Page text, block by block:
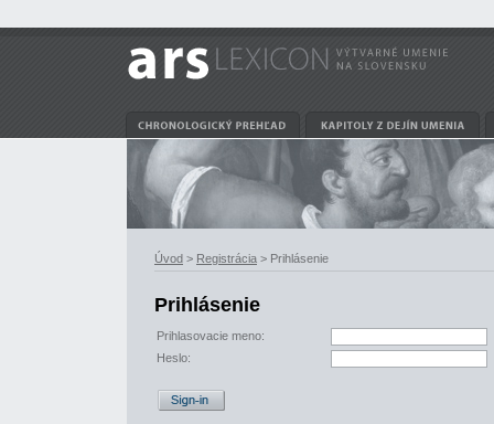
Úvod > Registrácia > Prihlásenie
Prihlásenie
Prihlasovacie meno:
Heslo: